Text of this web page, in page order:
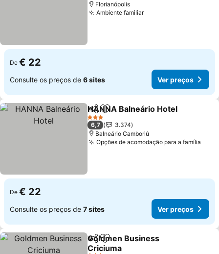
Florianópolis
Ambiente familiarVer preços
De € 22
Consulte os preços de 6 sites Ver preços
PartilharAdicionar aos favoritos
HANNA Balneário Hotel
3 Estrelas
6,7
3.374
Balneário Camboriú
Opções de acomodação para a família
De € 22
Consulte os preços de 7 sites Ver preços
PartilharAdicionar aos favoritos
Goldmen Business
Criciuma